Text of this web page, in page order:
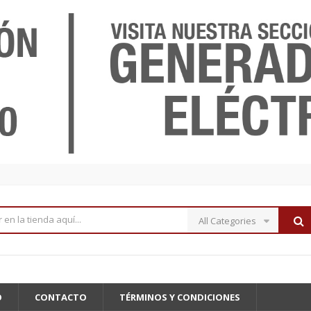
All Categories
CONTACTO TÉRMINOS Y CONDICIONES